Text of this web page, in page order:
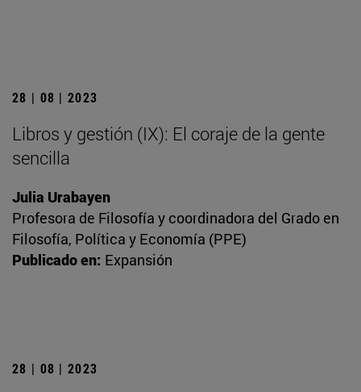
28 | 08 | 2023
Libros y gestión (IX): El coraje de la gente
sencilla
Julia Urabayen
Profesora de Filosofía y coordinadora del Grado en
Filosofía, Política y Economía (PPE)
Publicado en: Expansión
28 | 08 | 2023